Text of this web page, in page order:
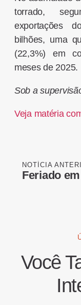
torrado,
exportações
bilhões, uma
(22,3%) em
meses de 2025.
Sob a
Veja matéria
NOTÍCIA
Você